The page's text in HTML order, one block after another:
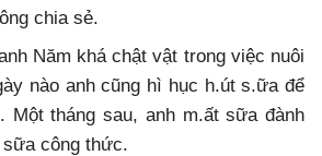
chia sẻ.
Năm khá chật vật trong việc nuôi
nào anh cũng hì hục h.út s.ữa để
Một tháng sau, anh m.ất sữa đành
sữa công thức.